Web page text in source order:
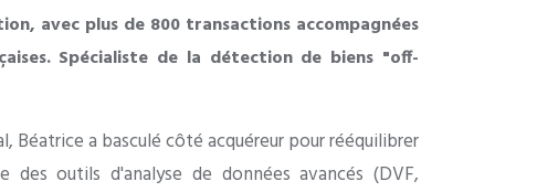
avec plus de 800 transactions accompagnées
Spécialiste de la détection de biens "off-
Béatrice a basculé côté acquéreur pour rééquilibrer
outils d'analyse de données avancés (DVF,